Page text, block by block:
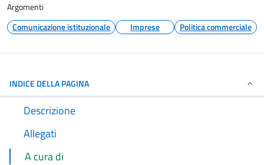
Argomenti
Comunicazione istituzionale
Imprese Politica commerciale
INDICE DELLA PAGINA
Descrizione
Allegati
A cura di